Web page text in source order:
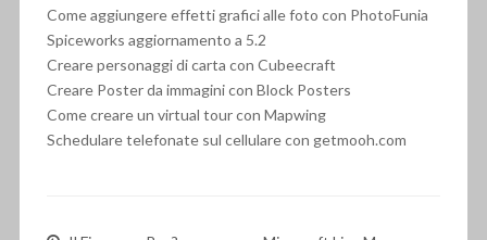
Come aggiungere effetti grafici alle foto con PhotoFunia
Spiceworks aggiornamento a 5.2
Creare personaggi di carta con Cubeecraft
Creare Poster da immagini con Block Posters
Come creare un virtual tour con Mapwing
Schedulare telefonate sul cellulare con getmooh.com